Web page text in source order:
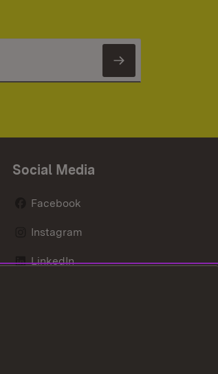
Newsletter
Social Media
Facebook
Instagram
LinkedIn